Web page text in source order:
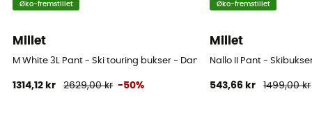
Øko-fremstillet
Millet
M White 3L Pant - Ski touring bukser - Damer
1314,12 kr 2629,00 kr -50%
Øko-fremstillet
Millet
Nallo II Pant -
543,66 kr 1499,00 kr